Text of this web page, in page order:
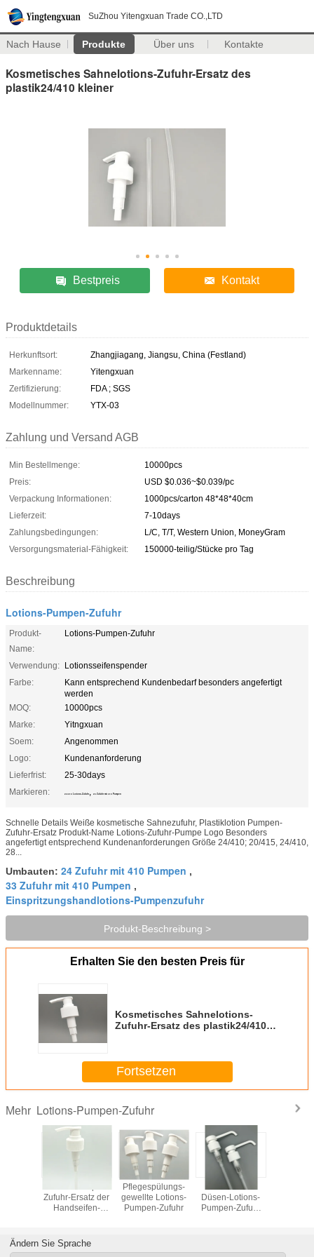
SuZhou Yitengxuan Trade CO.,LTD
Nach Hause Produkte Über uns Kontakte
Kosmetisches Sahnelotions-Zufuhr-Ersatz des
plastik24/410 kleiner
Bestpreis Kontakt
Produktdetails
Herkunftsort:
Zhangjiagang, Jiangsu, China (Festland)
Markenname:
Yitengxuan
Zertifizierung:
FDA ; SGS
Modellnummer:
YTX-03
Zahlung und Versand AGB
Min Bestellmenge:
10000pcs
Preis:
USD $0.036~$0.039/pc
Verpackung Informationen:
1000pcs/carton 48*48*40cm
Lieferzeit:
7-10days
Zahlungsbedingungen:
L/C, T/T, Western Union, MoneyGram
Versorgungsmaterial-Fähigkeit:
150000-teilig/Stücke pro Tag
Beschreibung
Lotions-Pumpen-Zufuhr
Produkt-
Name:
Lotions-Pumpen-Zufuhr
Verwendung: Lotionsseifenspender
Farbe:
Kann entsprechend Kundenbedarf besonders angefertigt
werden
MOQ:
10000pcs
Marke:
Yitngxuan
Soem:
Angenommen
Logo:
Kundenanforderung
Lieferfrist:
25-30days
Markieren:
24/410 Lotions-Zufuhr , 24 Zufuhr mit 410 Pumpen
Schnelle Details Weiße kosmetische Sahnezufuhr, Plastiklotion Pumpen-
Zufuhr-Ersatz Produkt-Name Lotions-Zufuhr-Pumpe Logo Besonders
angefertigt entsprechend Kundenanforderungen Größe 24/410; 20/415, 24/410,
28...
Umbauten: 24 Zufuhr mit 410 Pumpen ,
33 Zufuhr mit 410 Pumpen ,
Einspritzungshandlotions-Pumpenzufuhr
Produkt-Beschreibung >
Erhalten Sie den besten Preis für
Kosmetisches Sahnelotions-
Zufuhr-Ersatz des plastik24/410
Fortsetzen
Mehr Lotions-Pumpen-Zufuhr
Zufuhr-Ersatz der
Handseifen-
Pflegespülungs-
gewellte Lotions-
Pumpen-Zufuhr
28/410 2.0cc
Düsen-Lotions-
Pumpen-Zufuhr
Ändern Sie Sprache